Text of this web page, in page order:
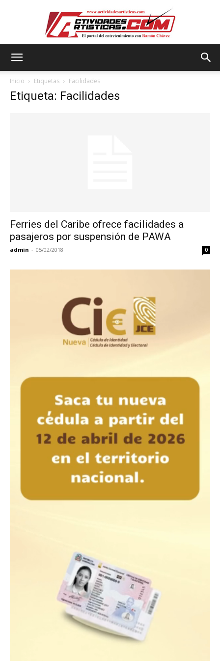
Inicio Etiquetas Facilidades
Etiqueta: Facilidades
Ferries del Caribe ofrece facilidades a
pasajeros por suspensión de PAWA
admin - 05/02/2018 0